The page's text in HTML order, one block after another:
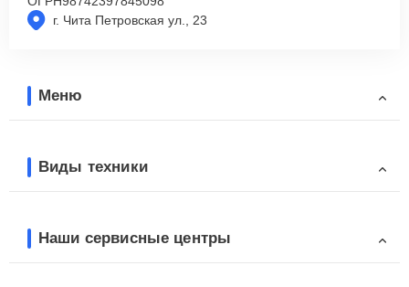
г. Чита Петровская ул., 23
Меню
Виды техники
Наши сервисные центры